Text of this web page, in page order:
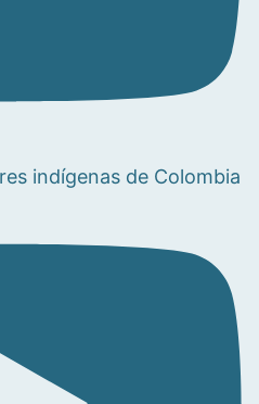
indígenas de Colombia